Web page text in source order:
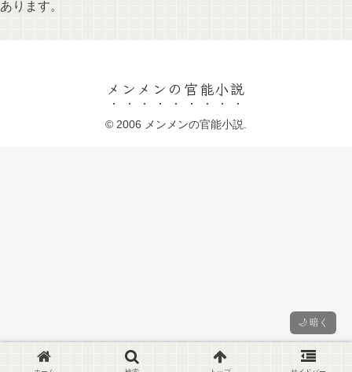
あります。
メンメンの官能小説
© 2006 メンメンの官能小説.
🌙 暗く